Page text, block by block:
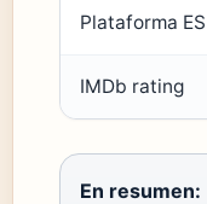
Plataforma ES
IMDb rating
En resumen: